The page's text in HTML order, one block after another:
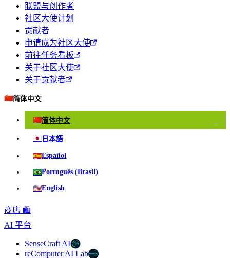
联盟与创作者
社区大使计划
贡献者
申请成为社区大使
前往任务看板
关于社区大使
关于贡献者
🇨🇳简体中文
🇨🇳简体中文
🇯🇵 日本語
🇪🇸Español
🇧🇷Português (Brasil)
🇺🇸English
商店 🛍️
AI 平台
SenseCraft AI
reComputer AI Lab